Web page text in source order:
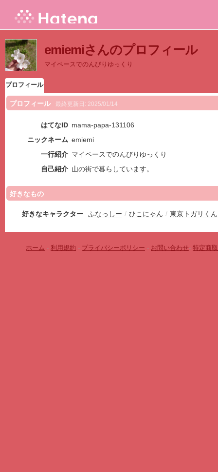
emiemiさんのプロフィール
マイペースでのんびりゆっくり
プロフィール
プロフィール 最終更新日: 2025/01/14
はてなID mama-papa-131106
ニックネーム emiemi
一行紹介 マイペースでのんびりゆっくり
自己紹介 山の街で暮らしています。
好きなもの
好きなキャラクター ふなっしー / ひこにゃん / 東京トガリくん
ホーム - 利用規約 - プライバシーポリシー - お問い合わせ- 特定商